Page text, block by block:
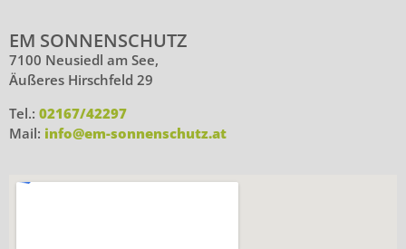
EM SONNENSCHUTZ
7100 Neusiedl am See,
Äußeres Hirschfeld 29
Tel.: 02167/42297
Mail: info@em-sonnenschutz.at